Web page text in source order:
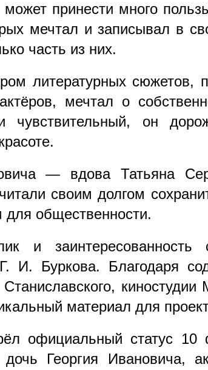
может принести много
мечтал и записывал в
часть из них.
литературных сюжетов,
мечтал о
чувствительный, он
— вдова Татьяна
своим долгом
для общественности.
и
Г. И. Буркова. Благодаря
материал для
официальный статус
дочь Георгия Ивановича,